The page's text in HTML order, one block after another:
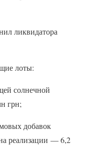
ликвидатора
лоты:
солнечной
грн;
добавок
реализации — 6,2